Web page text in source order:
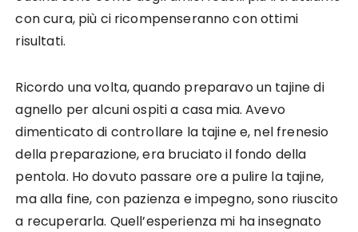
con cura, più ci ricompenseranno con ottimi
risultati.
Ricordo una volta, quando preparavo un tajine di
agnello per alcuni ospiti a casa mia. Avevo
dimenticato di controllare la tajine e, nel frenesio
della preparazione, era bruciato il fondo della
pentola. Ho dovuto passare ore a pulire la tajine,
ma alla fine, con pazienza e impegno, sono riuscito
a recuperarla. Quell’esperienza mi ha insegnato